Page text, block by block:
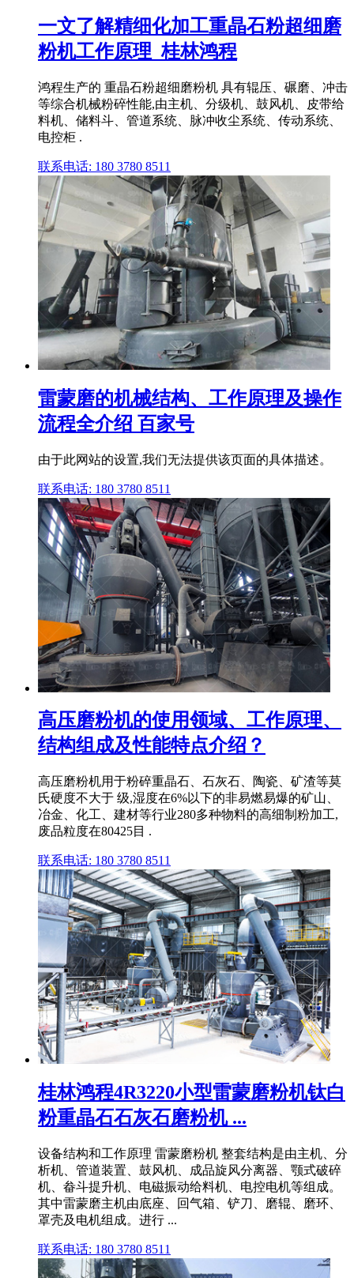
一文了解精细化加工重晶石粉超细磨
粉机工作原理_桂林鸿程
鸿程生产的 重晶石粉超细磨粉机 具有辊压、碾磨、冲击
等综合机械粉碎性能,由主机、分级机、鼓风机、皮带给
料机、储料斗、管道系统、脉冲收尘系统、传动系统、
电控柜 .
联系电话: 180 3780 8511
雷蒙磨的机械结构、工作原理及操作
流程全介绍 百家号
由于此网站的设置,我们无法提供该页面的具体描述。
联系电话: 180 3780 8511
高压磨粉机的使用领域、工作原理、
结构组成及性能特点介绍？
高压磨粉机用于粉碎重晶石、石灰石、陶瓷、矿渣等莫
氏硬度不大于 级,湿度在6%以下的非易燃易爆的矿山、
冶金、化工、建材等行业280多种物料的高细制粉加工,
废品粒度在80425目 .
联系电话: 180 3780 8511
桂林鸿程4R3220小型雷蒙磨粉机钛白
粉重晶石石灰石磨粉机 ...
设备结构和工作原理 雷蒙磨粉机 整套结构是由主机、分
析机、管道装置、鼓风机、成品旋风分离器、颚式破碎
机、畚斗提升机、电磁振动给料机、电控电机等组成。
其中雷蒙磨主机由底座、回气箱、铲刀、磨辊、磨环、
罩壳及电机组成。进行 ...
联系电话: 180 3780 8511